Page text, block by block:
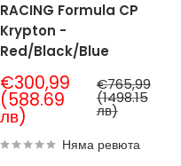
RACING Formula CP
Krypton -
Red/Black/Blue
Продажна
цена
€300,99
(588.69
лв)
Нормална
цена
€765,99
(1498.15
лв)
Няма ревюта